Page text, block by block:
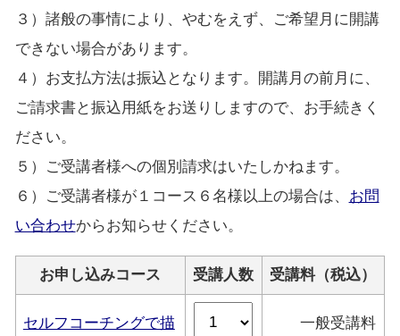
３）諸般の事情により、やむをえず、ご希望月に開講
できない場合があります。
４）お支払方法は振込となります。開講月の前月に、
ご請求書と振込用紙をお送りしますので、お手続きく
ださい。
５）ご受講者様への個別請求はいたしかねます。
６）ご受講者様が１コース６名様以上の場合は、 お問
い合わせからお知らせください。
お申し込みコース 受講人数 受講料（税込）
セルフコーチングで描
一般受講料